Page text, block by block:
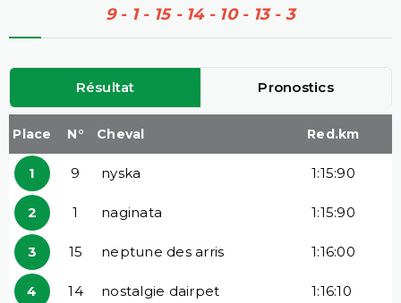
9 - 1 - 15 - 14 - 10 - 13 - 3
Résultat Pronostics
Place N° Cheval Red.km
1 9 nyska 1:15:90
2 1 naginata 1:15:90
3 15 neptune des arris 1:16:00
4 14 nostalgie dairpet 1:16:10